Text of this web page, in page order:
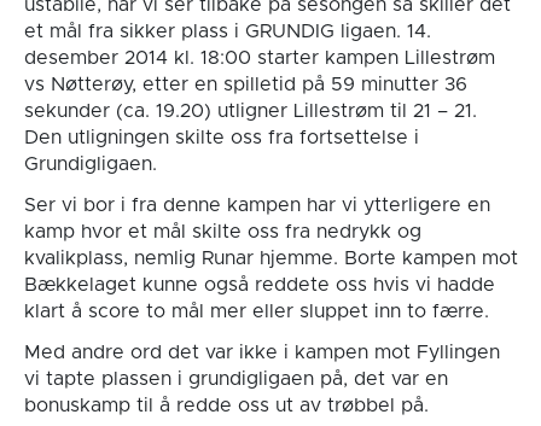
ustabile, når vi ser tilbake på sesongen så skiller det
et mål fra sikker plass i GRUNDIG ligaen. 14.
desember 2014 kl. 18:00 starter kampen Lillestrøm
vs Nøtterøy, etter en spilletid på 59 minutter 36
sekunder (ca. 19.20) utligner Lillestrøm til 21 – 21.
Den utligningen skilte oss fra fortsettelse i
Grundigligaen.
Ser vi bor i fra denne kampen har vi ytterligere en
kamp hvor et mål skilte oss fra nedrykk og
kvalikplass, nemlig Runar hjemme. Borte kampen mot
Bækkelaget kunne også reddete oss hvis vi hadde
klart å score to mål mer eller sluppet inn to færre.
Med andre ord det var ikke i kampen mot Fyllingen
vi tapte plassen i grundigligaen på, det var en
bonuskamp til å redde oss ut av trøbbel på.